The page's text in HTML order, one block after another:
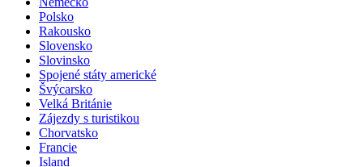
Polsko
Rakousko
Slovensko
Slovinsko
Spojené státy americké
Švýcarsko
Velká Británie
Zájezdy s turistikou
Chorvatsko
Francie
Island